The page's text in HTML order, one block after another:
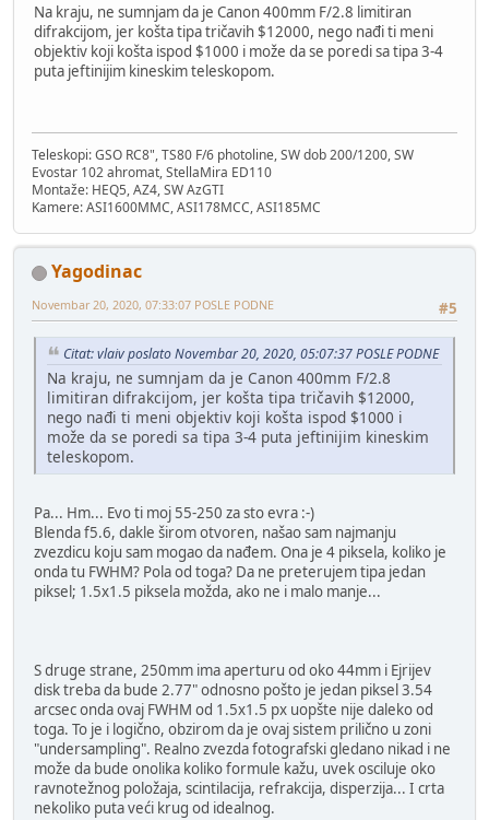
Na kraju, ne sumnjam da je Canon 400mm F/2.8 limitiran
difrakcijom, jer košta tipa tričavih $12000, nego nađi ti meni
objektiv koji košta ispod $1000 i može da se poredi sa tipa 3-4
puta jeftinijim kineskim teleskopom.
Teleskopi: GSO RC8", TS80 F/6 photoline, SW dob 200/1200, SW
Evostar 102 ahromat, StellaMira ED110
Montaže: HEQ5, AZ4, SW AzGTI
Kamere: ASI1600MMC, ASI178MCC, ASI185MC
Yagodinac
#5
Novembar 20, 2020, 07:33:07 POSLE PODNE
Citat: vlaiv poslato Novembar 20, 2020, 05:07:37 POSLE PODNE
Na kraju, ne sumnjam da je Canon 400mm F/2.8
limitiran difrakcijom, jer košta tipa tričavih $12000,
nego nađi ti meni objektiv koji košta ispod $1000 i
može da se poredi sa tipa 3-4 puta jeftinijim kineskim
teleskopom.
Pa... Hm... Evo ti moj 55-250 za sto evra :-)
Blenda f5.6, dakle širom otvoren, našao sam najmanju
zvezdicu koju sam mogao da nađem. Ona je 4 piksela, koliko je
onda tu FWHM? Pola od toga? Da ne preterujem tipa jedan
piksel; 1.5x1.5 piksela možda, ako ne i malo manje...
S druge strane, 250mm ima aperturu od oko 44mm i Ejrijev
disk treba da bude 2.77" odnosno pošto je jedan piksel 3.54
arcsec onda ovaj FWHM od 1.5x1.5 px uopšte nije daleko od
toga. To je i logično, obzirom da je ovaj sistem prilično u zoni
"undersampling". Realno zvezda fotografski gledano nikad i ne
može da bude onolika koliko formule kažu, uvek osciluje oko
ravnotežnog položaja, scintilacija, refrakcija, disperzija... I crta
nekoliko puta veći krug od idealnog.